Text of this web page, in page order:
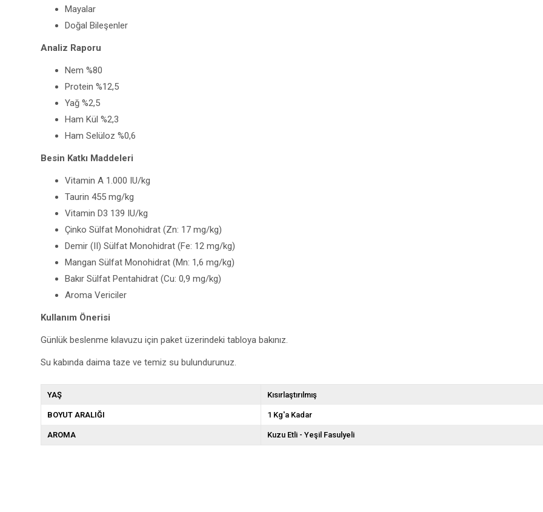
Mayalar
Doğal Bileşenler
Analiz Raporu
Nem %80
Protein %12,5
Yağ %2,5
Ham Kül %2,3
Ham Selüloz %0,6
Besin Katkı Maddeleri
Vitamin A 1.000 IU/kg
Taurin 455 mg/kg
Vitamin D3 139 IU/kg
Çinko Sülfat Monohidrat (Zn: 17 mg/kg)
Demir (II) Sülfat Monohidrat (Fe: 12 mg/kg)
Mangan Sülfat Monohidrat (Mn: 1,6 mg/kg)
Bakır Sülfat Pentahidrat (Cu: 0,9 mg/kg)
Aroma Vericiler
Kullanım Önerisi
Günlük beslenme kılavuzu için paket üzerindeki tabloya bakınız.
Su kabında daima taze ve temiz su bulundurunuz.
YAŞ Kısırlaştırılmış
BOYUT ARALIĞI 1 Kg'a Kadar
AROMA Kuzu Etli - Yeşil Fasulyeli